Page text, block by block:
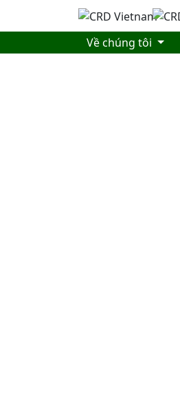
Skip to main content
Về chúng tôi